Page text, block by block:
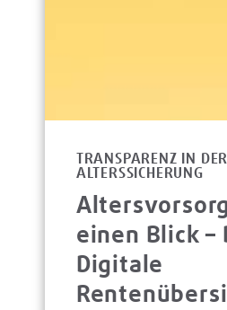
TRANSPARENZ IN DER
ALTERSSICHERUNG
einen Blick –
Digitale